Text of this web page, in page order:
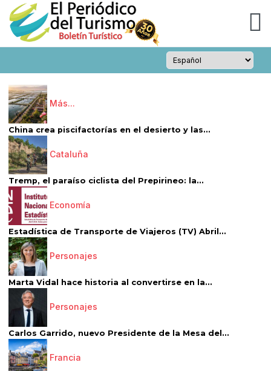
Más...
China crea piscifactorías en el desierto y las...
Cataluña
Tremp, el paraíso ciclista del Prepirineo: la...
Economía
Estadística de Transporte de Viajeros (TV) Abril...
Personajes
Marta Vidal hace historia al convertirse en la...
Personajes
Carlos Garrido, nuevo Presidente de la Mesa del...
Francia